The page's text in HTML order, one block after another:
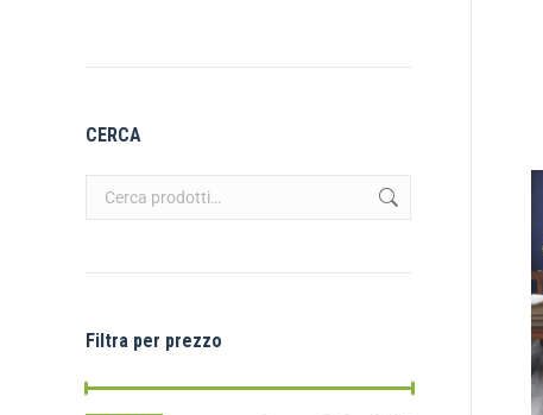
CERCA
Filtra per prezzo